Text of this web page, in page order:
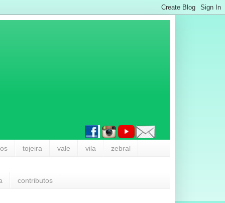
tojeira vale vila zebral
contributos